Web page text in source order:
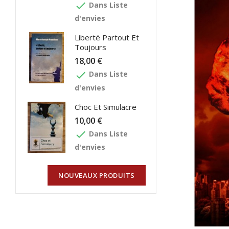
done Dans Liste
d'envies
Liberté Partout Et
Toujours
18,00 €
done Dans Liste
d'envies
Choc Et Simulacre
10,00 €
done Dans Liste
d'envies
NOUVEAUX PRODUITS